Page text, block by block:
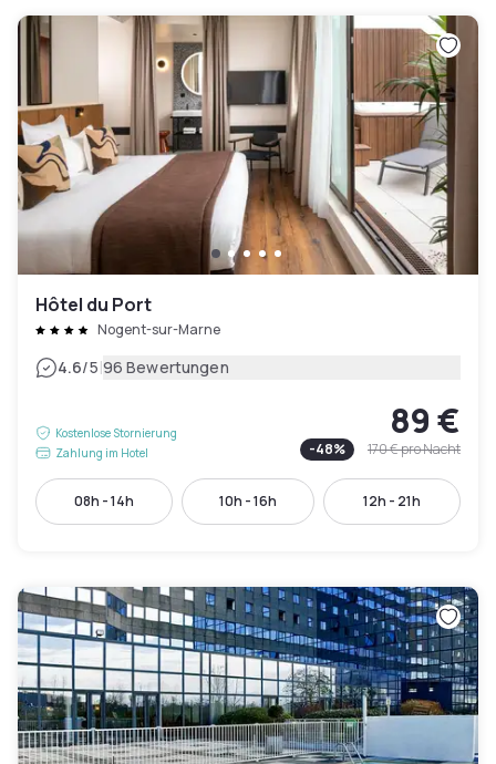
Hôtel du Port
Nogent-sur-Marne
4.6/5|96 Bewertungen
Kostenlose Stornierung
Zahlung im Hotel
89 €
-48% 170 €pro Nacht
08h - 14h 10h - 16h 12h - 21h